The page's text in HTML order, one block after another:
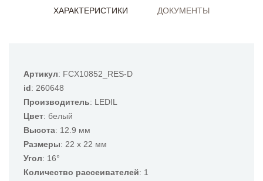
ХАРАКТЕРИСТИКИ ДОКУМЕНТЫ
Артикул: FCX10852_RES-D
id: 260648
Производитель: LEDIL
Цвет: белый
Высота: 12.9 мм
Размеры: 22 x 22 мм
Угол: 16°
Количество рассеивателей: 1